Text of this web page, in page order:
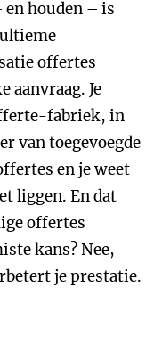
houden – is
offertes
aanvraag. Je
fabriek, in
van toegevoegde
en je weet
liggen. En dat
offertes
kans? Nee,
je prestatie.